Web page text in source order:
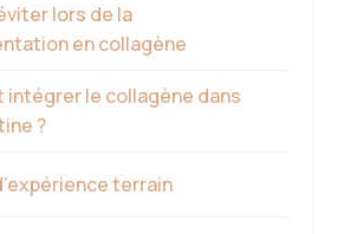
lors de la
en collagène
intégrer le collagène dans
?
terrain